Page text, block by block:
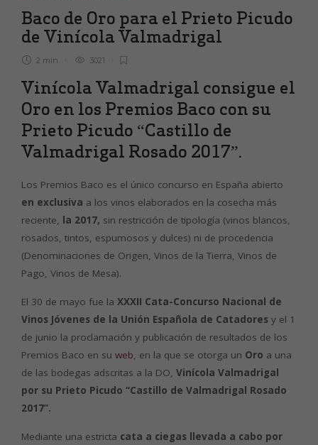
Baco de Oro para el Prieto Picudo
de Vinícola Valmadrigal
2 min 3021
Vinícola Valmadrigal consigue el
Oro en los Premios Baco con su
Prieto Picudo “Castillo de
Valmadrigal Rosado 2017”.
Los Premios Baco es el único concurso en España abierto
en exclusiva a los vinos elaborados en la cosecha más
reciente, la 2017, sin restricción de tipología (vinos blancos,
rosados, tintos, espumosos y dulces) ni de procedencia
(Denominaciones de Origen, Vinos de la Tierra, Vinos de
Pago, Vinos de Mesa).
El 30 de mayo fue la XXXII Cata-Concurso Nacional de
Vinos Jóvenes de la Unión Española de Catadores y el 1
de junio la proclamación y publicación de resultados de los
Premios Baco en su web, en la que se otorga un Oro a una
de las bodegas adscritas a la DO, Vinícola Valmadrigal
por su Prieto Picudo “Castillo de Valmadrigal Rosado
2017”.
Mediante una estricta cata a ciegas llevada a cabo por